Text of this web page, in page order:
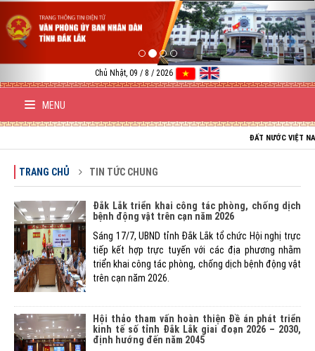
Chủ Nhật, 09 / 8 / 2026
MENU
ĐẤT NƯỚC VIỆT NAM
TRANG CHỦ TIN TỨC CHUNG
Đắk Lắk triển khai công tác phòng, chống dịch
bệnh động vật trên cạn năm 2026
Sáng 17/7, UBND tỉnh Đắk Lắk tổ chức Hội nghị trực
tiếp kết hợp trực tuyến với các địa phương nhằm
triển khai công tác phòng, chống dịch bệnh động vật
trên cạn năm 2026.
Hội thảo tham vấn hoàn thiện Đề án phát triển
kinh tế số tỉnh Đắk Lắk giai đoạn 2026 – 2030,
định hướng đến năm 2045